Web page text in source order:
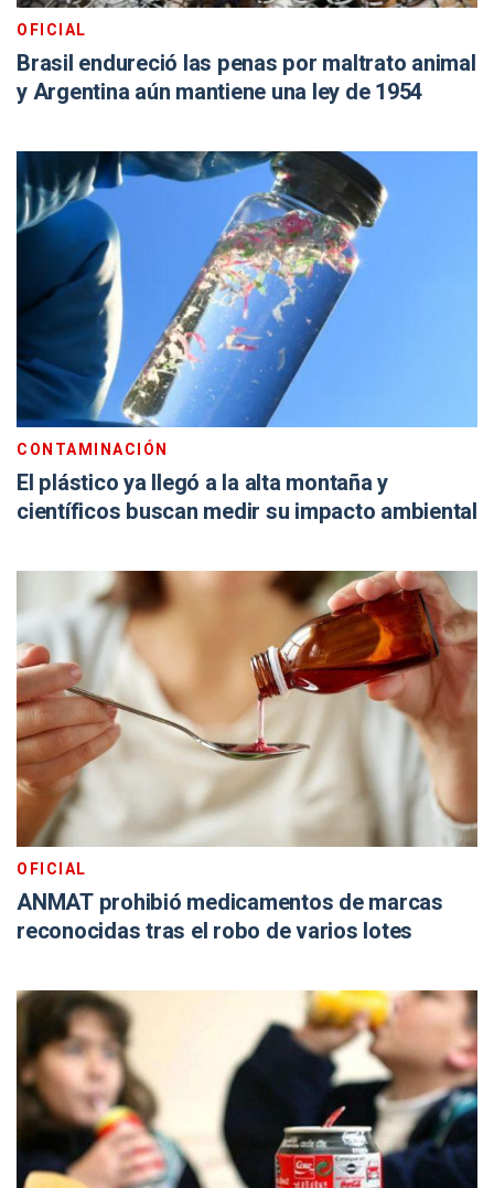
CONTAMINACIÓN
El plástico ya llegó a la alta montaña y
científicos buscan medir su impacto ambiental
OFICIAL
ANMAT prohibió medicamentos de marcas
reconocidas tras el robo de varios lotes
INTERNACIONAL